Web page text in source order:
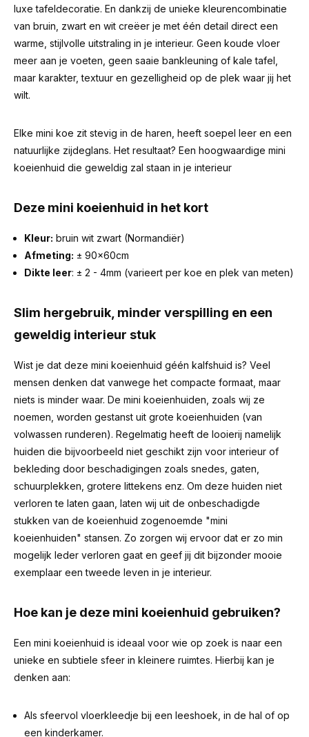
luxe tafeldecoratie. En dankzij de unieke kleurencombinatie
van bruin, zwart en wit creëer je met één detail direct een
warme, stijlvolle uitstraling in je interieur. Geen koude vloer
meer aan je voeten, geen saaie bankleuning of kale tafel,
maar karakter, textuur en gezelligheid op de plek waar jij het
wilt.
Elke mini koe zit stevig in de haren, heeft soepel leer en een
natuurlijke zijdeglans. Het resultaat? Een hoogwaardige mini
koeienhuid die geweldig zal staan in je interieur
Deze mini koeienhuid in het kort
Kleur: bruin wit zwart (Normandiër)
Afmeting: ± 90x60cm
Dikte leer: ± 2 - 4mm (varieert per koe en plek van meten)
Slim hergebruik, minder verspilling en een
geweldig interieur stuk
Wist je dat deze mini koeienhuid géén kalfshuid is? Veel
mensen denken dat vanwege het compacte formaat, maar
niets is minder waar. De mini koeienhuiden, zoals wij ze
noemen, worden gestanst uit grote koeienhuiden (van
volwassen runderen). Regelmatig heeft de looierij namelijk
huiden die bijvoorbeeld niet geschikt zijn voor interieur of
bekleding door beschadigingen zoals snedes, gaten,
schuurplekken, grotere littekens enz. Om deze huiden niet
verloren te laten gaan, laten wij uit de onbeschadigde
stukken van de koeienhuid zogenoemde "mini
koeienhuiden" stansen. Zo zorgen wij ervoor dat er zo min
mogelijk leder verloren gaat en geef jij dit bijzonder mooie
exemplaar een tweede leven in je interieur.
Hoe kan je deze mini koeienhuid gebruiken?
Een mini koeienhuid is ideaal voor wie op zoek is naar een
unieke en subtiele sfeer in kleinere ruimtes. Hierbij kan je
denken aan:
Als sfeervol vloerkleedje bij een leeshoek, in de hal of op
een kinderkamer.